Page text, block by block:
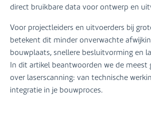
direct bruikbare data voor ontwerp en
Voor projectleiders en uitvoerders bij
betekent dit minder onverwachte
bouwplaats, snellere besluitvorming en
In dit artikel beantwoorden we de meest
over laserscanning: van technische
integratie in je bouwproces.